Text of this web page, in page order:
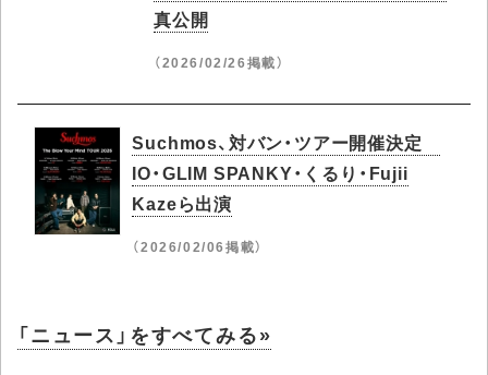
真公開
（2026/02/26掲載）
Suchmos、対バン・ツアー開催決定
IO・GLIM SPANKY・くるり・Fujii
Kazeら出演
（2026/02/06掲載）
「ニュース」をすべてみる»